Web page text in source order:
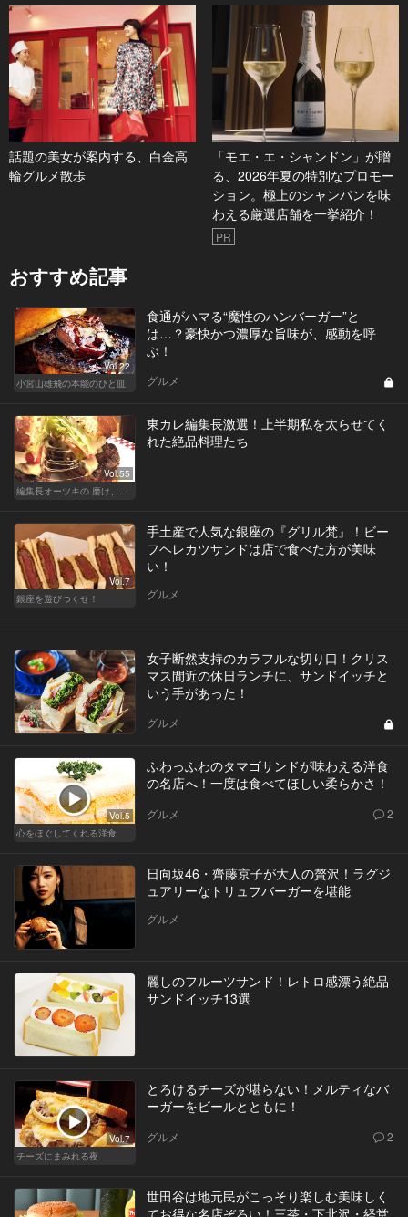
話題の美女が案内する、白金高
輪グルメ散歩
「モエ・エ・シャンドン」が贈
る、2026年夏の特別なプロモー
ション。極上のシャンパンを味
わえる厳選店舗を一挙紹介！
PR
おすすめ記事
Vol.22
小宮山雄飛の本能のひと皿
食通がハマる“魔性のハンバーガー”と
は…？豪快かつ濃厚な旨味が、感動を呼
ぶ！
グルメ
Vol.55
編集長オーツキの 磨け、バカ舌！ 学べ、オトナの遊び
東カレ編集長激選！上半期私を太らせてく
れた絶品料理たち
Vol.7
銀座を遊びつくせ！
手土産で人気な銀座の『グリル梵』！ビー
フヘレカツサンドは店で食べた方が美味
い！
グルメ
女子断然支持のカラフルな切り口！クリス
マス間近の休日ランチに、サンドイッチと
いう手があった！
グルメ
Vol.5
心をほぐしてくれる洋食
ふわっふわのタマゴサンドが味わえる洋食
の名店へ！一度は食べてほしい柔らかさ！
グルメ 2
日向坂46・齊藤京子が大人の贅沢！ラグジ
ュアリーなトリュフバーガーを堪能
グルメ
麗しのフルーツサンド！レトロ感漂う絶品
サンドイッチ13選
Vol.7
チーズにまみれる夜
とろけるチーズが堪らない！メルティなバ
ーガーをビールとともに！
グルメ 2
世田谷は地元民がこっそり楽しむ美味しく